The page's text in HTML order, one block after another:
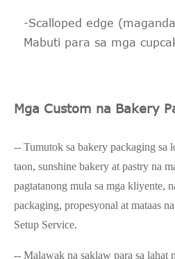
-Scalloped edge
Mabuti para sa mga
Mga Custom na Bakery
-- Tumutok sa bakery packaging sa
taon, sunshine bakery at pastry na
pagtatanong mula sa mga kliyente,
packaging, propesyonal at mataas
Setup Service.
-- Malawak na saklaw para sa lahat